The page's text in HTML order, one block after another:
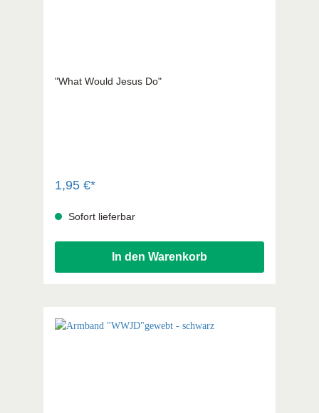
"What Would Jesus Do"
1,95 €*
Sofort lieferbar
In den Warenkorb